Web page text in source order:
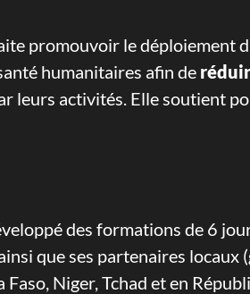
promouvoir le déploiement
humanitaires afin de
leurs activités. Elle soutient
des formations de 6
que ses partenaires locaux
Niger, Tchad et en